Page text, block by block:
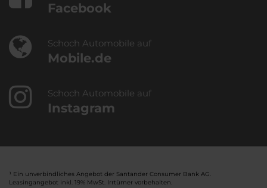
Facebook
Schoch Automobile auf
Mobile.de
Schoch Automobile auf
Instagram
¹ Ein unverbindliches Angebot der Santander Consumer Bank AG.
Leasingangebot inkl. 19% MwSt. Irrtümer vorbehalten.